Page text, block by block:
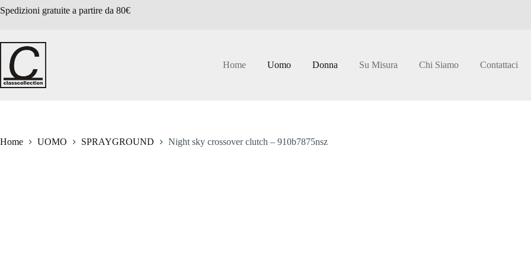
al
Spedizioni gratuite a partire da 80€
Home Uomo Donna Su Misura Chi Siamo Contattaci
Home UOMO SPRAYGROUND Night sky crossover clutch – 910b7875nsz